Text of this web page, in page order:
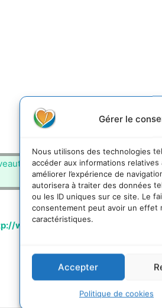
Gérer le
Nous utilisons des technologies
accéder aux informations
améliorer l’expérience de
autorisera à traiter des données
ou les ID uniques sur ce site. Le
consentement peut avoir un effet
caractéristiques.
Accepter
Politique de cookies
de Cdurable.info en vous
www.alternativechannel.tv/